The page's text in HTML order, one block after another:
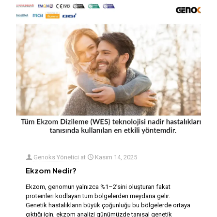
Genoks Yönetici at Kasım 14, 2025
Ekzom Nedir?
Ekzom, genomun yalnızca %1–2’sini oluşturan fakat
proteinleri kodlayan tüm bölgelerden meydana gelir.
Genetik hastalıkların büyük çoğunluğu bu bölgelerde ortaya
çıktığı için, ekzom analizi günümüzde tanısal genetik